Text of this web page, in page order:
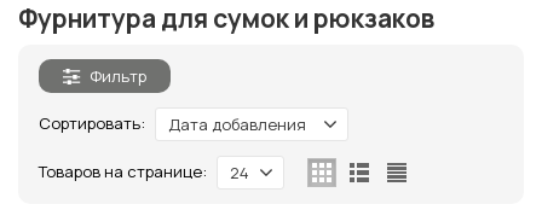
Фурнитура для сумок и рюкзаков
Фильтр
Сортировать: Дата добавления
Товаров на странице: 24